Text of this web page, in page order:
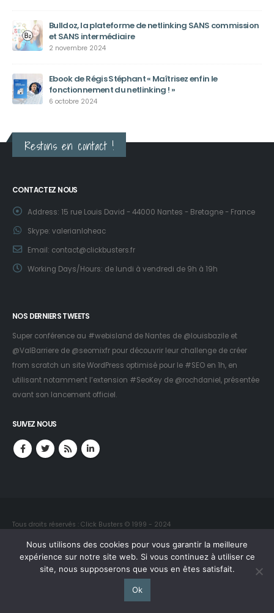
Bulldoz, la plateforme de netlinking SANS commission
et SANS intermédiaire
2 novembre 2024
Ebook de Régis Stéphant « Maîtrisez enfin le
fonctionnement du netlinking ! »
6 octobre 2024
Restons en contact !
CONTACTEZ NOUS
Address: 15 rue Louis David - 44000 Nantes - Bretagne - France
Skype: valerianloheac
Email: contact@clickbusters.fr
Working Days/Hours: de lundi à vendredi de 9h à 19h
NOS DERNIERS TWEETS
Super conférence au #webisland de Nantes de @louisbazile et
@ValBarriere de @seomixfr pour découvrir leur challenge de créer
from scratch un site WordPress optimisé pour le #SEO en 1h, en
utilisant notamment l’extension #SeoKey de @rochdaniel, présentée
avant son lancement officiel.
SUIVEZ NOUS
Tous droits réservés : Click Busters © 1999 - 2024
Reproduction interdite sans autorisation
Contact Crédits du site Emplois et stages
Plan du site
Politique de confidentialité
Nous utilisons des cookies pour vous garantir la meilleure
expérience sur notre site web. Si vous continuez à utiliser ce
site, nous supposerons que vous en êtes satisfait.
Ok